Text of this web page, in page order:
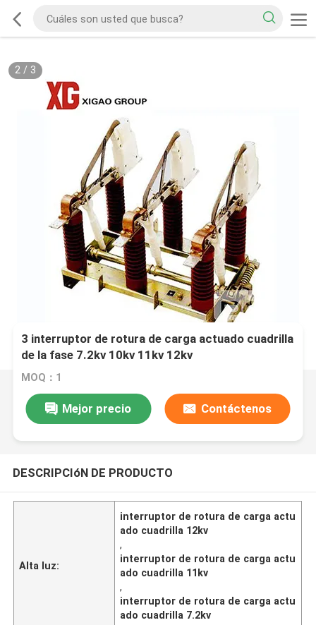
2/ 3
3 interruptor de rotura de carga actuado cuadrilla
de la fase 7.2kv 10kv 11kv 12kv
MOQ：1
Mejor precio Contáctenos
DESCRIPCIóN DE PRODUCTO
Alta luz:
interruptor de rotura de carga actu
ado cuadrilla 12kv
,
interruptor de rotura de carga actu
ado cuadrilla 11kv
,
interruptor de rotura de carga actu
ado cuadrilla 7.2kv